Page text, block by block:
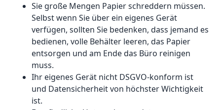
Sie große Mengen Papier schreddern müssen.
Selbst wenn Sie über ein eigenes Gerät
verfügen, sollten Sie bedenken, dass jemand es
bedienen, volle Behälter leeren, das Papier
entsorgen und am Ende das Büro reinigen
muss.
Ihr eigenes Gerät nicht DSGVO-konform ist
und Datensicherheit von höchster Wichtigkeit
ist.